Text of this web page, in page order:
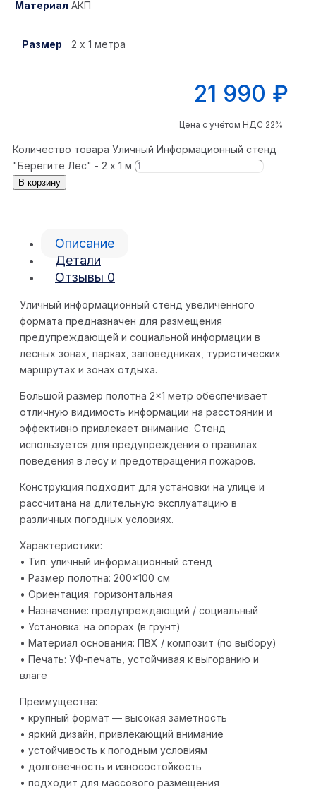
Материал АКП
Размер 2 х 1 метра
21 990 ₽
Цена с учётом НДС 22%
Количество товара Уличный Информационный стенд
"Берегите Лес" - 2 х 1 м
В корзину
Описание
Детали
Отзывы 0
Уличный информационный стенд увеличенного
формата предназначен для размещения
предупреждающей и социальной информации в
лесных зонах, парках, заповедниках, туристических
маршрутах и зонах отдыха.
Большой размер полотна 2×1 метр обеспечивает
отличную видимость информации на расстоянии и
эффективно привлекает внимание. Стенд
используется для предупреждения о правилах
поведения в лесу и предотвращения пожаров.
Конструкция подходит для установки на улице и
рассчитана на длительную эксплуатацию в
различных погодных условиях.
Характеристики:
• Тип: уличный информационный стенд
• Размер полотна: 200×100 см
• Ориентация: горизонтальная
• Назначение: предупреждающий / социальный
• Установка: на опорах (в грунт)
• Материал основания: ПВХ / композит (по выбору)
• Печать: УФ-печать, устойчивая к выгоранию и
влаге
Преимущества:
• крупный формат — высокая заметность
• яркий дизайн, привлекающий внимание
• устойчивость к погодным условиям
• долговечность и износостойкость
• подходит для массового размещения